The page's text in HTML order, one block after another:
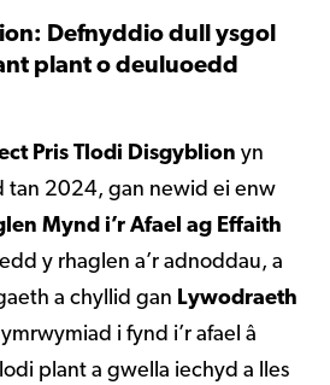
Defnyddio dull ysgol
plant o deuluoedd
Pris Tlodi Disgyblion yn
tan 2024, gan newid ei enw
Mynd i’r Afael ag Effaith
y rhaglen a’r adnoddau, a
a chyllid gan Lywodraeth
i fynd i’r afael â
plant a gwella iechyd a lles